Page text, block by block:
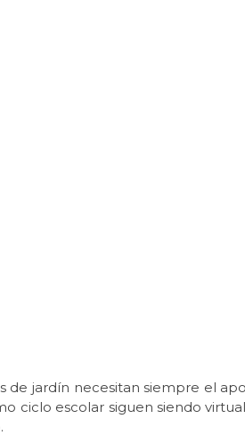
de jardín necesitan siempre el
ciclo escolar siguen siendo